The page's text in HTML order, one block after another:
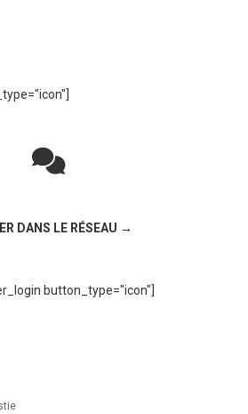
DANS LE RÉSEAU →
button_type="icon"]